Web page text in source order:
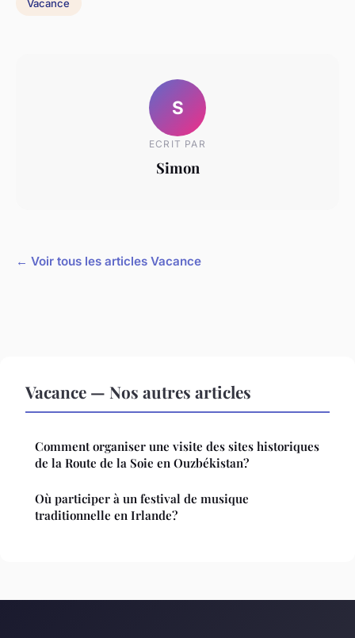
Vacance
S
ECRIT PAR
Simon
← Voir tous les articles Vacance
Vacance — Nos autres articles
Comment organiser une visite des sites historiques
de la Route de la Soie en Ouzbékistan?
Où participer à un festival de musique
traditionnelle en Irlande?